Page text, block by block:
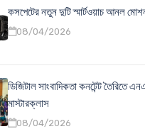
কসপেটের নতুন দুটি স্মার্টওয়াচ আনল
08/04/2026
ডিজিটাল সাংবাদিকতা কনটেন্ট তৈরিতে
মাস্টারক্লাস
08/04/2026